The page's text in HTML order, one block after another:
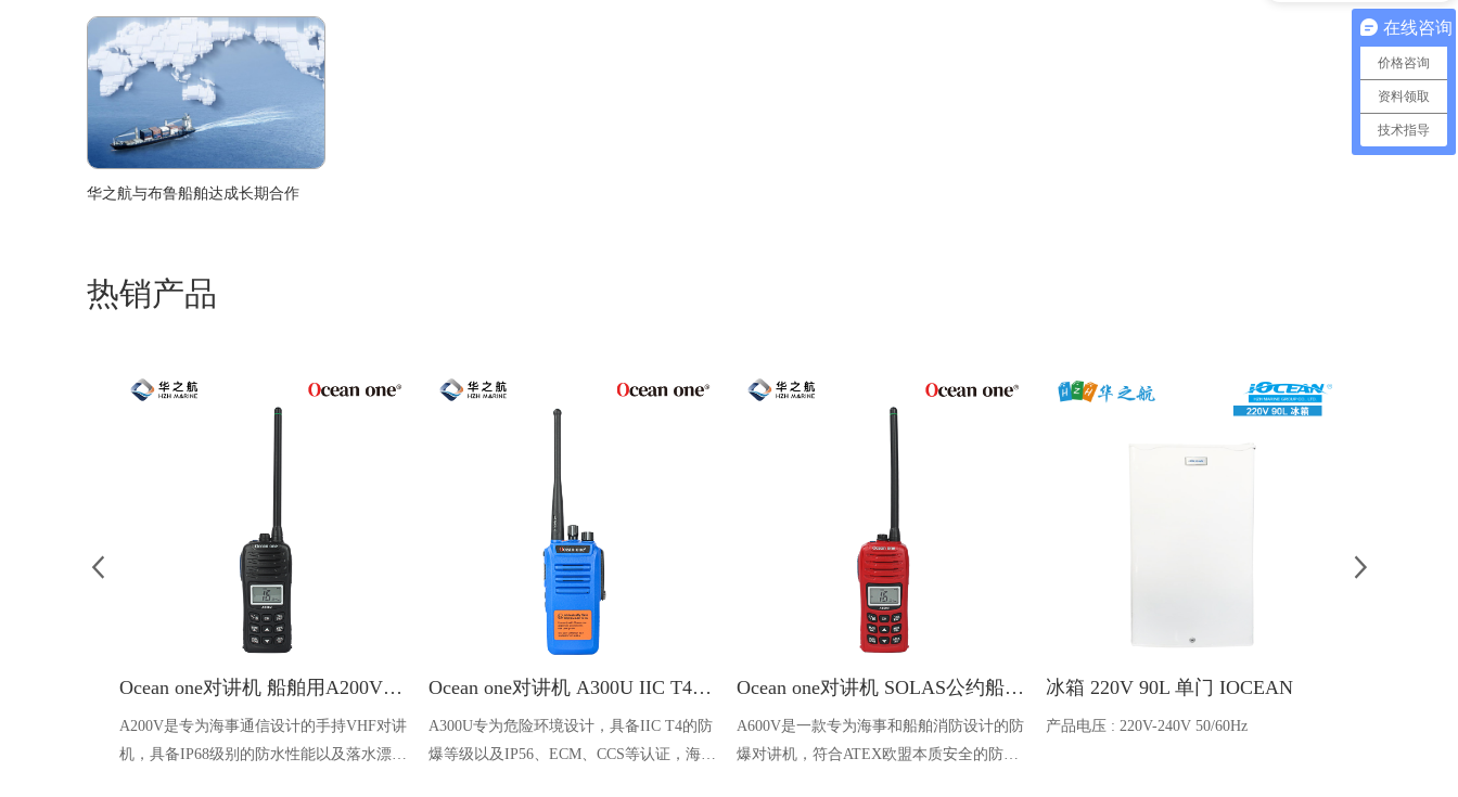
华之航与布鲁船舶达成长期合作
热销产品
Ocean one对讲机 船舶用A200V漂浮式手持防水对讲机
A200V是专为海事通信设计的手持VHF对讲
机，具备IP68级别的防水性能以及落水漂浮
Ocean one对讲机 A300U IIC T4氢气防爆对讲机 船舶消防本质安全无线电
A300U专为危险环境设计，具备IIC T4的防
爆等级以及IP56、ECM、CCS等认证，海上
Ocean one对讲机 SOLAS公约船舶消防A600V ATEX防爆对讲机
A600V是一款专为海事和船舶消防设计的防
爆对讲机，符合ATEX欧盟本质安全的防爆
冰箱 220V 90L 单门 IOCEAN
产品电压 : 220V-240V 50/60Hz
在线咨询
价格咨询
资料领取
技术指导